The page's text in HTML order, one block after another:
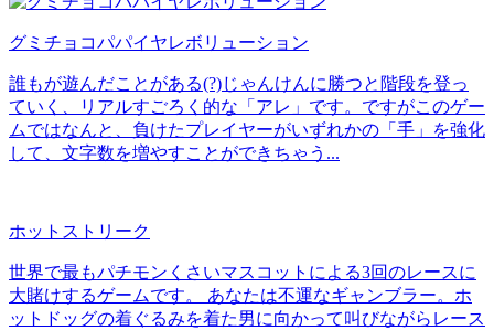
グミチョコパパイヤレボリューション
誰もが遊んだことがある(?)じゃんけんに勝つと階段を登っ
ていく、リアルすごろく的な「アレ」です。ですがこのゲー
ムではなんと、負けたプレイヤーがいずれかの「手」を強化
して、文字数を増やすことができちゃう...
ホットストリーク
世界で最もパチモンくさいマスコットによる3回のレースに
大賭けするゲームです。 あなたは不運なギャンブラー。ホ
ットドッグの着ぐるみを着た男に向かって叫びながらレース